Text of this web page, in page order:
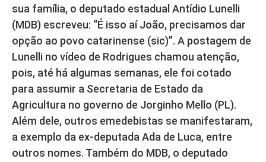
sua família, o deputado estadual Antídio Lunelli
(MDB) escreveu: “É isso aí João, precisamos dar
opção ao povo catarinense (sic)”. A postagem de
Lunelli no vídeo de Rodrigues chamou atenção,
pois, até há algumas semanas, ele foi cotado
para assumir a Secretaria de Estado da
Agricultura no governo de Jorginho Mello (PL).
Além dele, outros emedebistas se manifestaram,
a exemplo da ex-deputada Ada de Luca, entre
outros nomes. Também do MDB, o deputado